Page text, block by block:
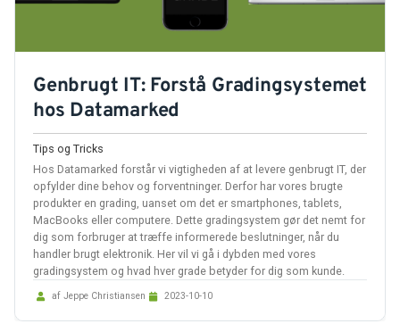
Genbrugt IT: Forstå Gradingsystemet
hos Datamarked
Tips og Tricks
Hos Datamarked forstår vi vigtigheden af at levere genbrugt IT, der
opfylder dine behov og forventninger. Derfor har vores brugte
produkter en grading, uanset om det er smartphones, tablets,
MacBooks eller computere. Dette gradingsystem gør det nemt for
dig som forbruger at træffe informerede beslutninger, når du
handler brugt elektronik. Her vil vi gå i dybden med vores
gradingsystem og hvad hver grade betyder for dig som kunde.
af Jeppe Christiansen 2023-10-10